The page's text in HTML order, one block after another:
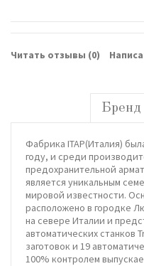
Читать отзывы (0)
Бренд
Фабрика ITAP(Италия)
году, и среди
предохранительной
является уникальным
мировой известности.
расположено в городке
на севере Италии и
автоматических станков
заготовок и 19
100% контролем